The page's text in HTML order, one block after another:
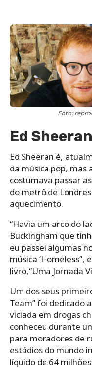
Foto:
Ed Sheeran
Ed Sheeran é,
da música pop, mas
costumava passar
do metrô de
aquecimento.
“Havia um arco do
Buckingham que
eu passei algumas
música ‘Homeless”,
livro,“Uma Jornada
Um dos seus
Team” foi dedicado
viciada em drogas
conheceu durante
para moradores de
estádios do mundo
líquido de 64 milhões.